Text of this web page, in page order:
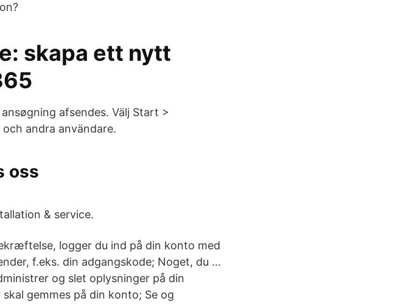
skapa ett nytt
afsendes. Välj Start >
andra användare.
oss
& service.
logger du ind på din konto med
f.eks. din adgangskode; Noget, du …
og slet oplysninger på din
gemmes på din konto; Se og